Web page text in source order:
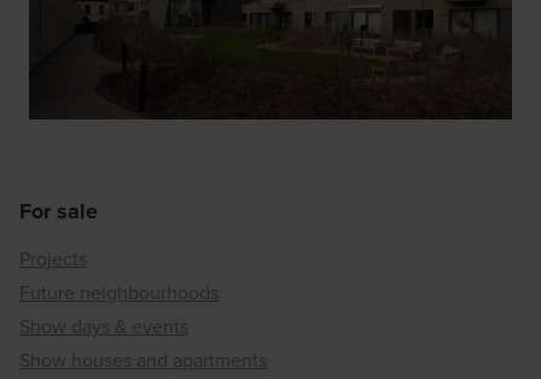
For sale
Projects
Future neighbourhoods
Show days & events
Show houses and apartments